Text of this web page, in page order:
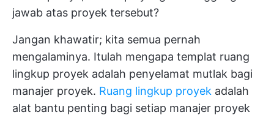
jawab atas proyek tersebut?
Jangan khawatir; kita semua pernah
mengalaminya. Itulah mengapa templat ruang
lingkup proyek adalah penyelamat mutlak bagi
manajer proyek. Ruang lingkup proyek adalah
alat bantu penting bagi setiap manajer proyek